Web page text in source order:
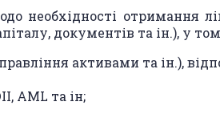
необхідності отримання
документів та ін.), у
активами та ін.),
AML та ін;